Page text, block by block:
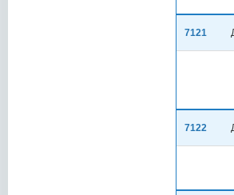
7121
7122